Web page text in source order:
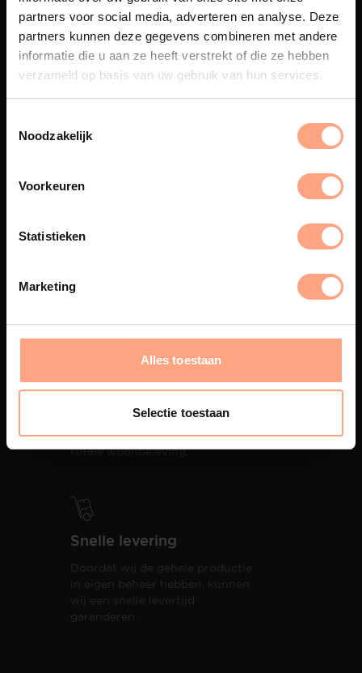
partners voor social media, adverteren en analyse. Deze
partners kunnen deze gegevens combineren met andere
informatie die u aan ze heeft verstrekt of die ze hebben
verzameld op basis van uw gebruik van hun services.
Noodzakelijk
Voorkeuren
Statistieken
Marketing
Alles toestaan
Selectie toestaan
Maatwerk
Een exclusieve handgemaakte
De meubelen worden in onze
componenten lak.
ontzorging van eerste schets tot
oplevering,met als resultaat een
totale woonbeleving.
Snelle levering
Doordat wij de gehele productie
in eigen beheer hebben, kunnen
wij een snelle levertijd
garanderen.